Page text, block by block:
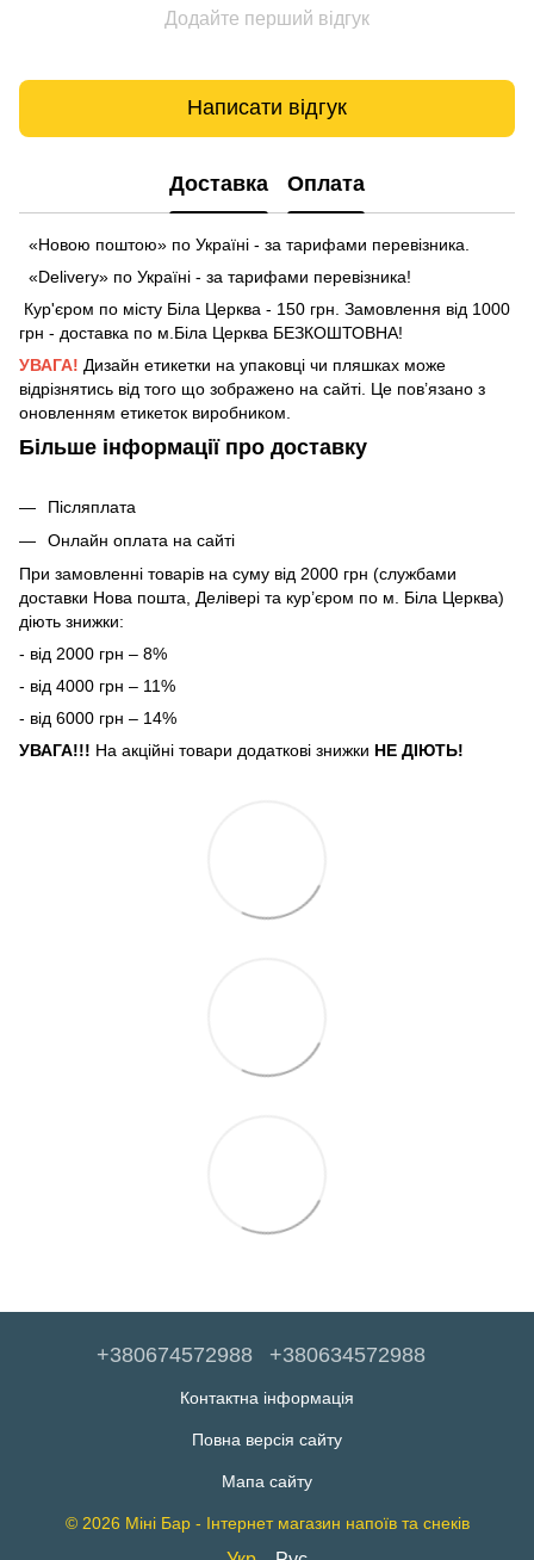
Додайте перший відгук
Написати відгук
Доставка Оплата
«Новою поштою» по Україні - за тарифами перевізника.
«Delivery» по Україні - за тарифами перевізника!
Кур'єром по місту Біла Церква - 150 грн. Замовлення від 1000
грн - доставка по м.Біла Церква БЕЗКОШТОВНА!
УВАГА! Дизайн етикетки на упаковці чи пляшках може
відрізнятись від того що зображено на сайті. Це пов’язано з
оновленням етикеток виробником.
Більше інформації про доставку
Післяплата
Онлайн оплата на сайті
При замовленні товарів на суму від 2000 грн (службами
доставки Нова пошта, Делівері та кур’єром по м. Біла Церква)
діють знижки:
- від 2000 грн – 8%
- від 4000 грн – 11%
- від 6000 грн – 14%
УВАГА!!! На акційні товари додаткові знижки НЕ ДІЮТЬ!
+380674572988 +380634572988
Контактна інформація
Повна версія сайту
Мапа сайту
© 2026 Міні Бар - Інтернет магазин напоїв та снеків